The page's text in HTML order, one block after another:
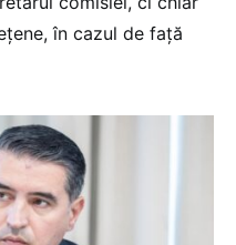
în cazul de față